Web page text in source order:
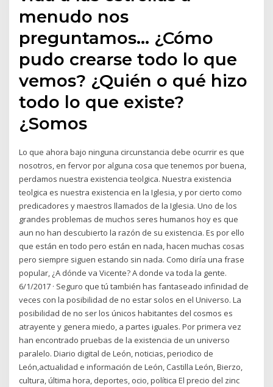
menudo nos
preguntamos… ¿Cómo
pudo crearse todo lo que
vemos? ¿Quién o qué hizo
todo lo que existe?
¿Somos
Lo que ahora bajo ninguna circunstancia debe ocurrir es que
nosotros, en fervor por alguna cosa que tenemos por buena,
perdamos nuestra existencia teolgica. Nuestra existencia
teolgica es nuestra existencia en la Iglesia, y por cierto como
predicadores y maestros llamados de la Iglesia. Uno de los
grandes problemas de muchos seres humanos hoy es que
aun no han descubierto la razón de su existencia. Es por ello
que están en todo pero están en nada, hacen muchas cosas
pero siempre siguen estando sin nada. Como diría una frase
popular, ¿A dónde va Vicente? A donde va toda la gente.
6/1/2017 · Seguro que tú también has fantaseado infinidad de
veces con la posibilidad de no estar solos en el Universo. La
posibilidad de no ser los únicos habitantes del cosmos es
atrayente y genera miedo, a partes iguales. Por primera vez
han encontrado pruebas de la existencia de un universo
paralelo. Diario digital de León, noticias, periodico de
León,actualidad e información de León, Castilla León, Bierzo,
cultura, última hora, deportes, ocio, política El precio del zinc